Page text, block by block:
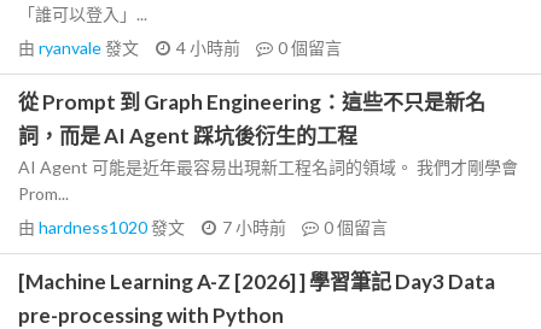
「誰可以登入」...
由 ryanvale發文 4 小時前 0個留言
從 Prompt 到 Graph Engineering：這些不只是新名
詞，而是 AI Agent 踩坑後衍生的工程
AI Agent 可能是近年最容易出現新工程名詞的領域。 我們才剛學會
Prom...
由 hardness1020發文 7 小時前 0個留言
[Machine Learning A-Z [2026] ] 學習筆記 Day3 Data
pre-processing with Python